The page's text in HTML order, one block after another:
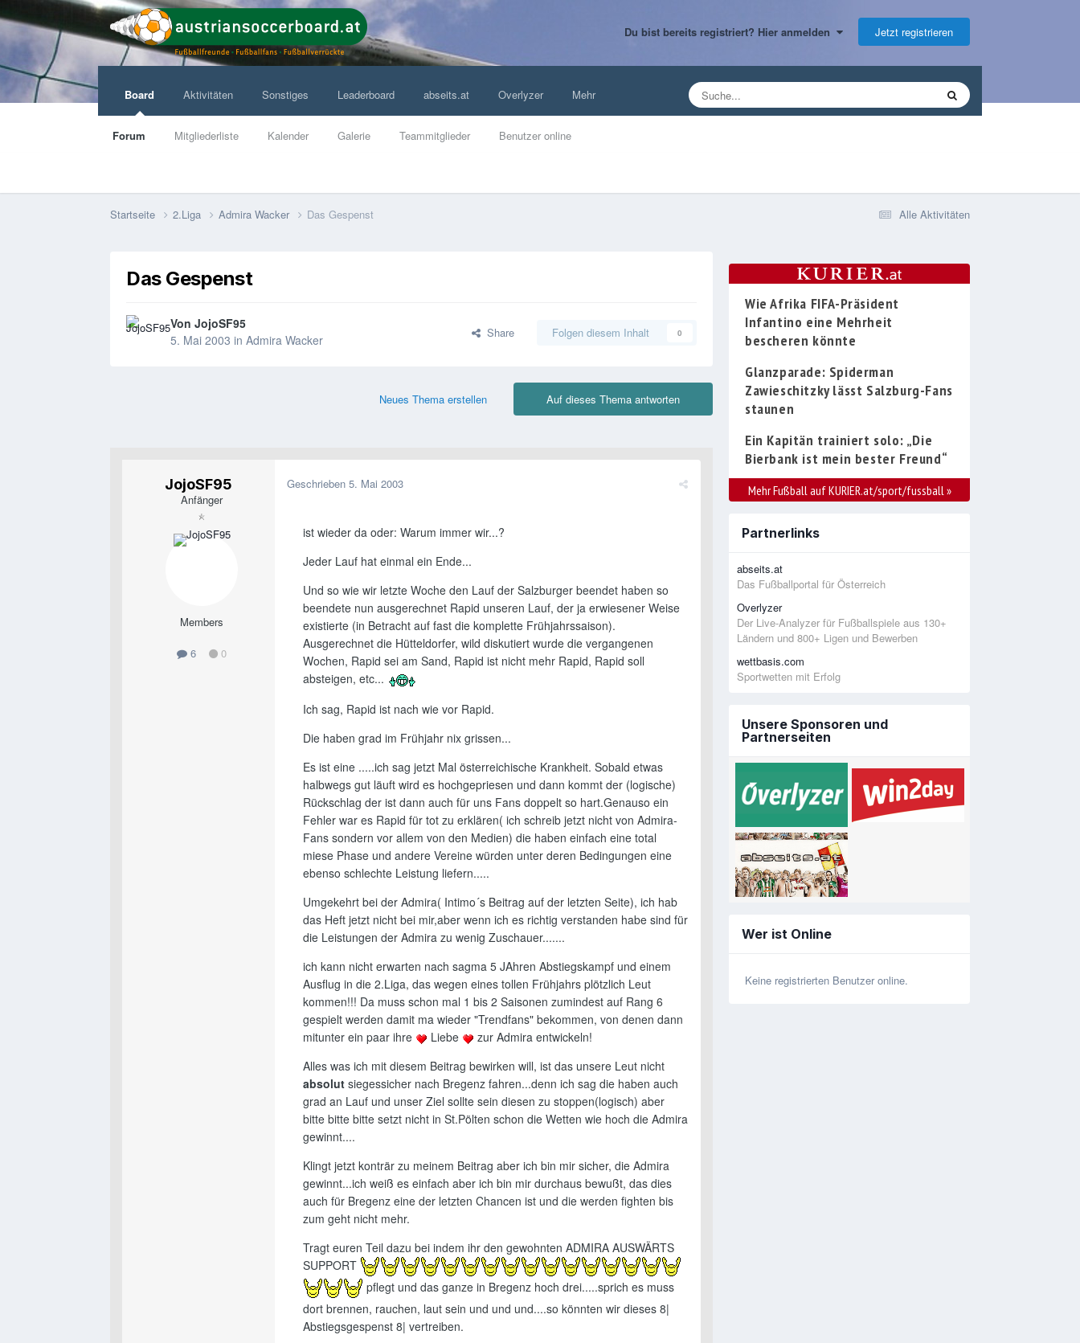
Du bist bereits registriert? Hier anmelden Jetzt registrieren
Board
Forum Mitgliederliste Kalender Galerie Teammitglieder Benutzer online
Aktivitäten Sonstiges Leaderboard abseits.at Overlyzer Mehr
Alle Aktivitäten
Startseite 2.Liga Admira Wacker Das Gespenst
Das Gespenst
Von JojoSF95
5. Mai 2003 in Admira Wacker Share Folgen diesem Inhalt 0
Auf dieses Thema antworten
Neues Thema erstellen
JojoSF95
Anfänger
Members
6 0
Geschrieben 5. Mai 2003
ist wieder da oder: Warum immer wir...?
Jeder Lauf hat einmal ein Ende...
Und so wie wir letzte Woche den Lauf der Salzburger beendet haben so
beendete nun ausgerechnet Rapid unseren Lauf, der ja erwiesener Weise
existierte (in Betracht auf fast die komplette Frühjahrssaison).
Ausgerechnet die Hütteldorfer, wild diskutiert wurde die vergangenen
Wochen, Rapid sei am Sand, Rapid ist nicht mehr Rapid, Rapid soll
absteigen, etc...
Ich sag, Rapid ist nach wie vor Rapid.
Die haben grad im Frühjahr nix grissen...
Es ist eine .....ich sag jetzt Mal österreichische Krankheit. Sobald etwas
halbwegs gut läuft wird es hochgepriesen und dann kommt der (logische)
Rückschlag der ist dann auch für uns Fans doppelt so hart.Genauso ein
Fehler war es Rapid für tot zu erklären( ich schreib jetzt nicht von Admira-
Fans sondern vor allem von den Medien) die haben einfach eine total
miese Phase und andere Vereine würden unter deren Bedingungen eine
ebenso schlechte Leistung liefern.....
Umgekehrt bei der Admira( Intimo´s Beitrag auf der letzten Seite), ich hab
das Heft jetzt nicht bei mir,aber wenn ich es richtig verstanden habe sind für
die Leistungen der Admira zu wenig Zuschauer.......
ich kann nicht erwarten nach sagma 5 JAhren Abstiegskampf und einem
Ausflug in die 2.Liga, das wegen eines tollen Frühjahrs plötzlich Leut
kommen!!! Da muss schon mal 1 bis 2 Saisonen zumindest auf Rang 6
gespielt werden damit ma wieder "Trendfans" bekommen, von denen dann
mitunter ein paar ihre
Liebe
zur Admira entwickeln!
Alles was ich mit diesem Beitrag bewirken will, ist das unsere Leut nicht
absolut siegessicher nach Bregenz fahren...denn ich sag die haben auch
grad an Lauf und unser Ziel sollte sein diesen zu stoppen(logisch) aber
bitte bitte bitte setzt nicht in St.Pölten schon die Wetten wie hoch die Admira
gewinnt....
Klingt jetzt konträr zu meinem Beitrag aber ich bin mir sicher, die Admira
gewinnt...ich weiß es einfach aber ich bin mir durchaus bewußt, das dies
auch für Bregenz eine der letzten Chancen ist und die werden fighten bis
zum geht nicht mehr.
Tragt euren Teil dazu bei indem ihr den gewohnten ADMIRA AUSWÄRTS
SUPPORT
pflegt und das ganze in Bregenz hoch drei.....sprich es muss
dort brennen, rauchen, laut sein und und und....so könnten wir dieses 8|
Abstiegsgespenst 8| vertreiben.
Wie Afrika FIFA-Präsident
Infantino eine Mehrheit
bescheren könnte
Glanzparade: Spiderman
Zawieschitzky lässt Salzburg-Fans
staunen
Ein Kapitän trainiert solo: „Die
Bierbank ist mein bester Freund“
Mehr Fußball auf KURIER.at/sport/fussball »
Partnerlinks
abseits.at
Das Fußballportal für Österreich
Overlyzer
Der Live-Analyzer für Fußballspiele aus 130+
Ländern und 800+ Ligen und Bewerben
wettbasis.com
Sportwetten mit Erfolg
Unsere Sponsoren und
Partnerseiten
Wer ist Online
Keine registrierten Benutzer online.